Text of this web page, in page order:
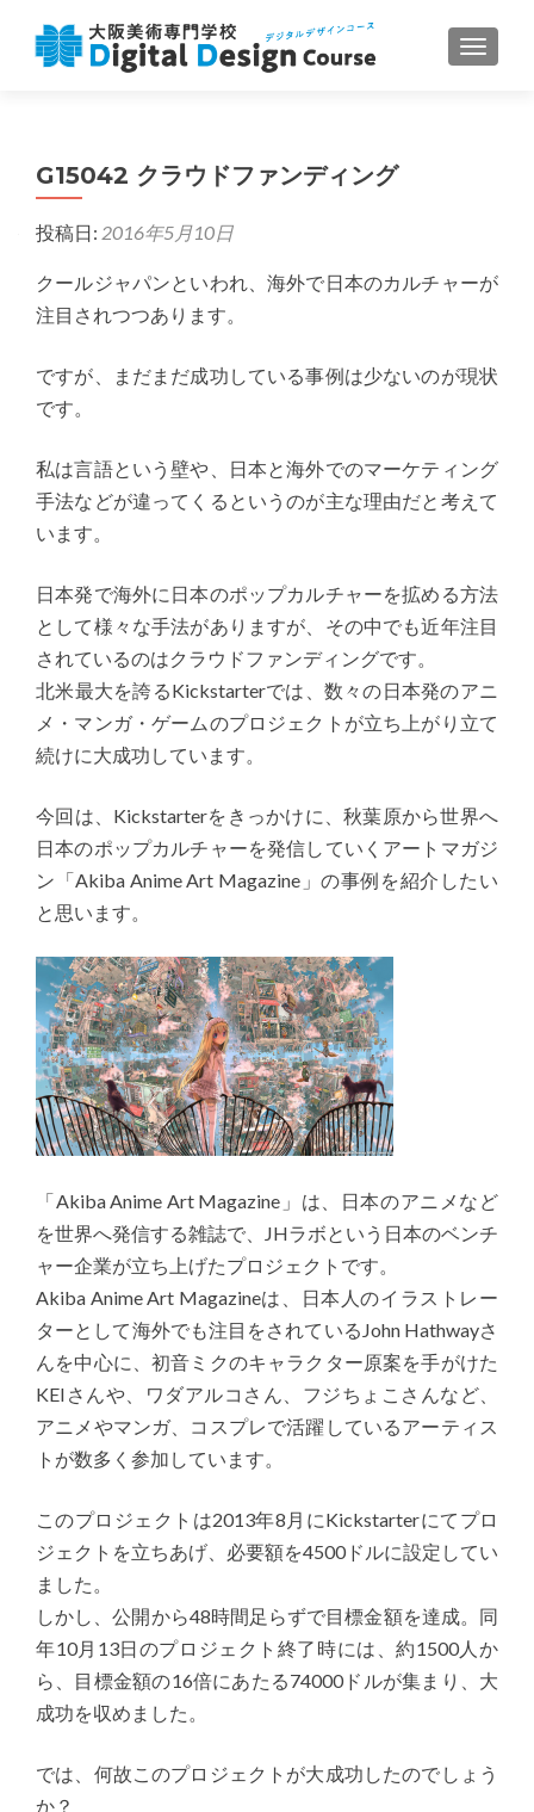
ナビゲ
G15042 クラウドファンディング
投稿日: 2016年5月10日
クールジャパンといわれ、海外で日本のカルチャーが
注目されつつあります。
ですが、まだまだ成功している事例は少ないのが現状
です。
私は言語という壁や、日本と海外でのマーケティング
手法などが違ってくるというのが主な理由だと考えて
います。
日本発で海外に日本のポップカルチャーを拡める方法
として様々な手法がありますが、その中でも近年注目
されているのはクラウドファンディングです。
北米最大を誇るKickstarterでは、数々の日本発のアニ
メ・マンガ・ゲームのプロジェクトが立ち上がり立て
続けに大成功しています。
今回は、Kickstarterをきっかけに、秋葉原から世界へ
日本のポップカルチャーを発信していくアートマガジ
ン「Akiba Anime Art Magazine」の事例を紹介したい
と思います。
「Akiba Anime Art Magazine」は、日本のアニメなど
を世界へ発信する雑誌で、JHラボという日本のベンチ
ャー企業が立ち上げたプロジェクトです。
Akiba Anime Art Magazineは、日本人のイラストレー
ターとして海外でも注目をされているJohn Hathwayさ
んを中心に、初音ミクのキャラクター原案を手がけた
KEIさんや、ワダアルコさん、フジちょこさんなど、
アニメやマンガ、コスプレで活躍しているアーティス
トが数多く参加しています。
このプロジェクトは2013年8月にKickstarterにてプロ
ジェクトを立ちあげ、必要額を4500ドルに設定してい
ました。
しかし、公開から48時間足らずで目標金額を達成。同
年10月13日のプロジェクト終了時には、約1500人か
ら、目標金額の16倍にあたる74000ドルが集まり、大
成功を収めました。
では、何故このプロジェクトが大成功したのでしょう
か？